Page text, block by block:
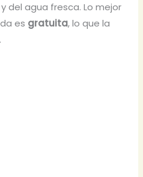
del agua fresca. Lo mejor
es gratuita, lo que la